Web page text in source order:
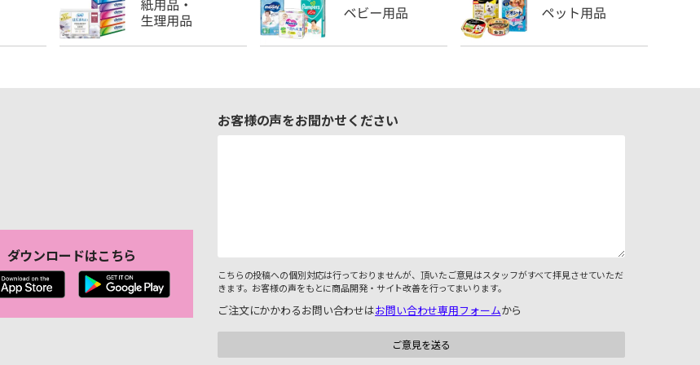
ダウンロードはこちら
お客様の声をお聞かせください
こちらの投稿への個別対応は行っておりませんが、頂いたご意見はスタッフがすべて拝見させていただ
きます。お客様の声をもとに商品開発・サイト改善を行ってまいります。
ご注文にかかわるお問い合わせはお問い合わせ専用フォームから